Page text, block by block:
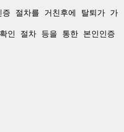
절차를 거친후에 탈퇴가 가
인 절차 등을 통한 본인인증